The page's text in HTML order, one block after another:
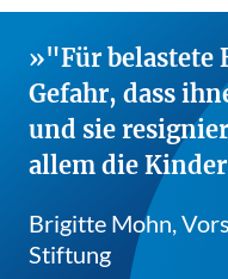
"Für belastete
Gefahr, dass
und sie
allem die
Brigitte Mohn,
Stiftung